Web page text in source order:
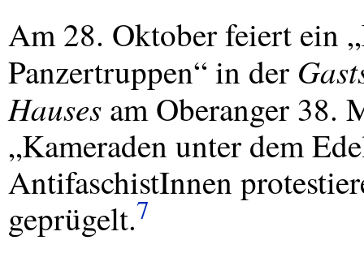
Am 28. Oktober feiert ein
Panzertruppen“ in der
Hauses am Oberanger 38.
„Kameraden unter dem
AntifaschistInnen
geprügelt.7